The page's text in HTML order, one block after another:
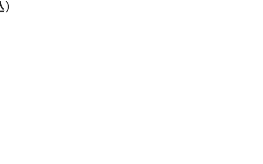
）